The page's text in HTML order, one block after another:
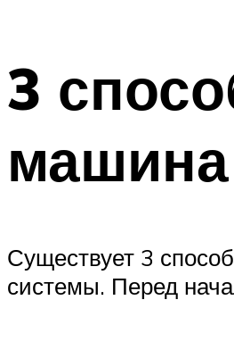
3
Существует 3
системы. Перед